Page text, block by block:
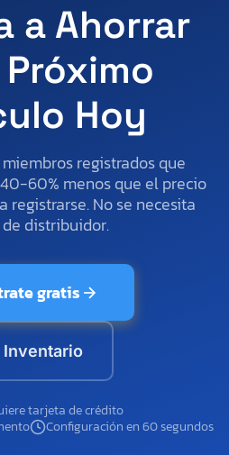
a Ahorrar
Hoy
registrados que
60% menos que el precio
registrarse. No se necesita
distribuidor.
gratis
Inventario
tarjeta de crédito
Configuración en 60 segundos